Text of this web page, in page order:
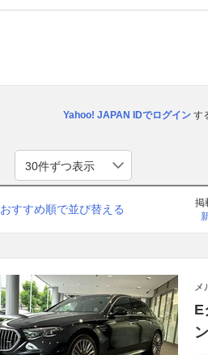
Yahoo! JAPAN IDでログインす
おすすめ順で並び替える
掲
メ
E